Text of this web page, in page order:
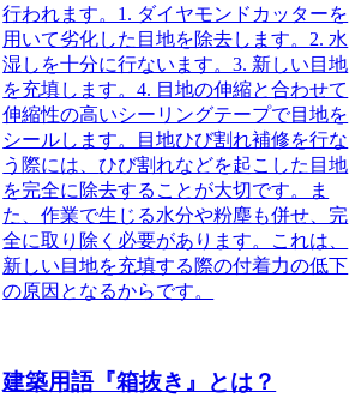
行われます。1. ダイヤモンドカッターを
用いて劣化した目地を除去します。2. 水
湿しを十分に行ないます。3. 新しい目地
を充填します。4. 目地の伸縮と合わせて
伸縮性の高いシーリングテープで目地を
シールします。目地ひび割れ補修を行な
う際には、ひび割れなどを起こした目地
を完全に除去することが大切です。ま
た、作業で生じる水分や粉塵も併せ、完
全に取り除く必要があります。これは、
新しい目地を充填する際の付着力の低下
の原因となるからです。
建築用語『箱抜き』とは？